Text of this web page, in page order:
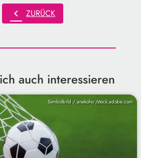
chevron_left ZURÜCK
auch interessieren
Symbolbild / anekoho /stock.adobe.com